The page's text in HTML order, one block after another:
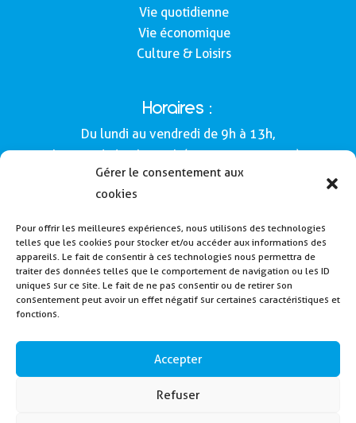
Gérer le consentement aux
cookies
Pour offrir les meilleures expériences, nous utilisons des technologies
telles que les cookies pour stocker et/ou accéder aux informations des
appareils. Le fait de consentir à ces technologies nous permettra de
traiter des données telles que le comportement de navigation ou les ID
uniques sur ce site. Le fait de ne pas consentir ou de retirer son
consentement peut avoir un effet négatif sur certaines caractéristiques et
fonctions.
Accepter
Refuser
Vie quotidienne
Vie économique
Culture & Loisirs
Horaires :
Du lundi au vendredi de 9h à 13h,
le samedi de 9h à 12h (Semaines impaires).
160, route de Morlàas
64160 - Buros
Tél : 05 59 62 54 49
Inscription alerte SMS
Contactez nous